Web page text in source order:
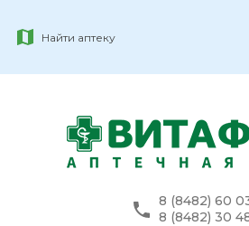
Найти аптеку
8 (8482) 60
8 (8482) 30